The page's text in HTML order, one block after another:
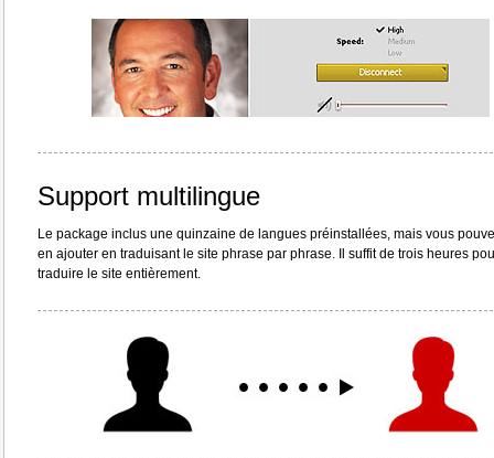
Support multilingue
Le package inclus une quinzaine de langues préinstallées, mais vous
en ajouter en traduisant le site phrase par phrase. Il suffit de trois heures
traduire le site entièrement.